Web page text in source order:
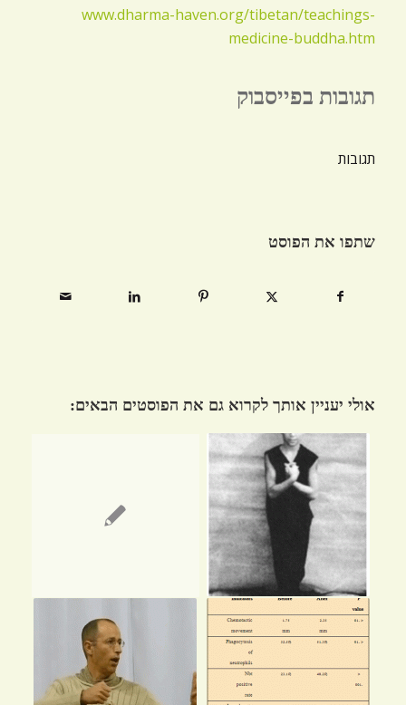
www.dharma-haven.org/tibetan/teachings-
medicine-buddha.htm
תגובות בפייסבוק
תגובות
שתפו את הפוסט
אולי יעניין אותך לקרוא גם את הפוסטים הבאים: